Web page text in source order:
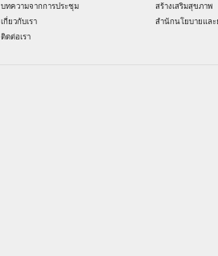
บทความจากการประชุม
เกี่ยวกับเรา
ติดต่อเรา
สร้างเสริมสุขภาพ
สำนักนโยบายและ